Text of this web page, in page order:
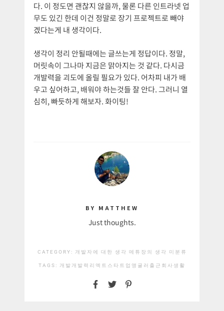
다. 이 정도면 괜찮지 않을까, 물론 다른 인트라넷 업
무도 있긴 한데 이건 정말로 장기 프로젝트로 빼야
겠다는게 내 생각이다.
생각이 정리 안될때에는 글쓰는게 정답이다. 정말,
머릿속이 그나마 지금은 맑아지는 것 같다. 다시금
개발력을 괴도에 올릴 필요가 있다. 어차피 내가 배
우고 싶어하고, 배워야 하는것들 잘 안다. 그러니 열
심히, 빠듯하게 해보자. 화이팅!
BY MATTHEW
Just thoughts.
CATEGORY: 개발자에 대한 생각 메튜장의 생각 미분류
TAGS: 개발 개발력 리엑트 스타트업 앵귤러 출근 회사생활